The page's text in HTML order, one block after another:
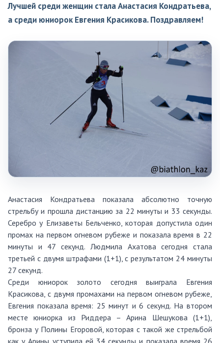
Лучшей среди женщин стала Анастасия Кондратьева,
а среди юниорок Евгения Красикова. Поздравляем!
Анастасия Кондратьева показала абсолютно точную
стрельбу и прошла дистанцию за 22 минуты и 33 секунды.
Серебро у Елизаветы Бельченко, которая допустила один
промах на первом огневом рубеже и показала время в 22
минуты и 47 секунд. Людмила Ахатова сегодня стала
третьей с двумя штрафами (1+1), с результатом 24 минуты
27 секунд.
Среди юниорок золото сегодня выиграла Евгения
Красикова, с двумя промахами на первом огневом рубеже,
Евгения показала время: 25 минут и 6 секунд. На втором
месте юниорка из Риддера – Арина Шешукова (1+1),
бронза у Полины Егоровой, которая с такой же стрельбой
как у Арины уступила ей 34 секунды и показала время 26